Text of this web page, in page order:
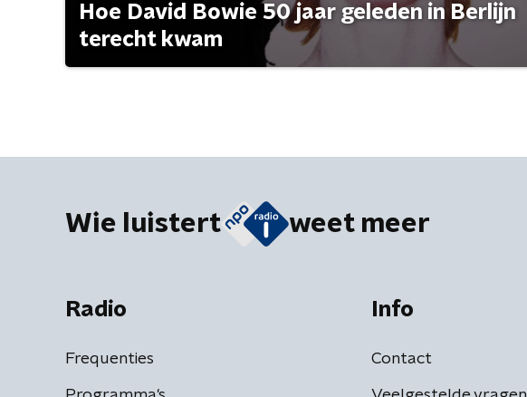
Hoe David Bowie 50 jaar geleden in Berlijn
terecht kwam
Wie luistert weet meer
Radio
Frequenties
Info
Contact